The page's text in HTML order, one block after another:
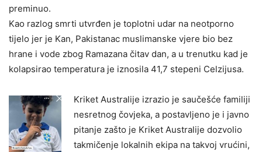
preminuo.
Kao razlog smrti utvrđen je toplotni udar na neotporno
tijelo jer je Kan, Pakistanac muslimanske vjere bio bez
hrane i vode zbog Ramazana čitav dan, a u trenutku kad je
kolapsirao temperatura je iznosila 41,7 stepeni Celzijusa.
Kriket Australije izrazio je saučešće familiji
nesretnog čovjeka, a postavljeno je i javno
pitanje zašto je Kriket Australije dozvolio
takmičenje lokalnih ekipa na takvoj vrućini,